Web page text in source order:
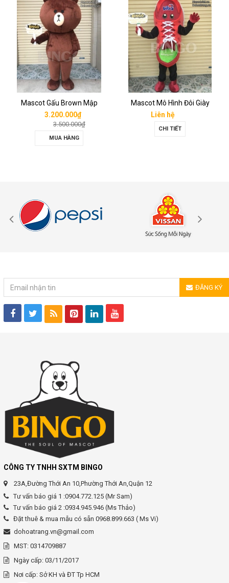
Mascot Gấu Brown Mập
3.200.000₫
3.500.000₫
MUA HÀNG
Mascot Mô Hình Đôi Giày
Liên hệ
CHI TIẾT
ĐĂNG KÝ
CÔNG TY TNHH SXTM BINGO
23A,Đường Thới An 10,Phường Thới An,Quận 12
Tư vấn báo giá 1 :0904.772.125 (Mr Sam)
Tư vấn báo giá 2 :0934.945.946 (Ms Thảo)
Đặt thuê & mua mẫu có sẵn 0968.899.663 ( Ms Vi)
dohoatrang.vn@gmail.com
MST: 0314709887
Ngày cấp: 03/11/2017
Nơi cấp: Sở KH và ĐT Tp HCM